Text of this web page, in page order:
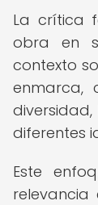
La crítica
obra en
contexto
enmarca,
diferentes
Este
relevancia